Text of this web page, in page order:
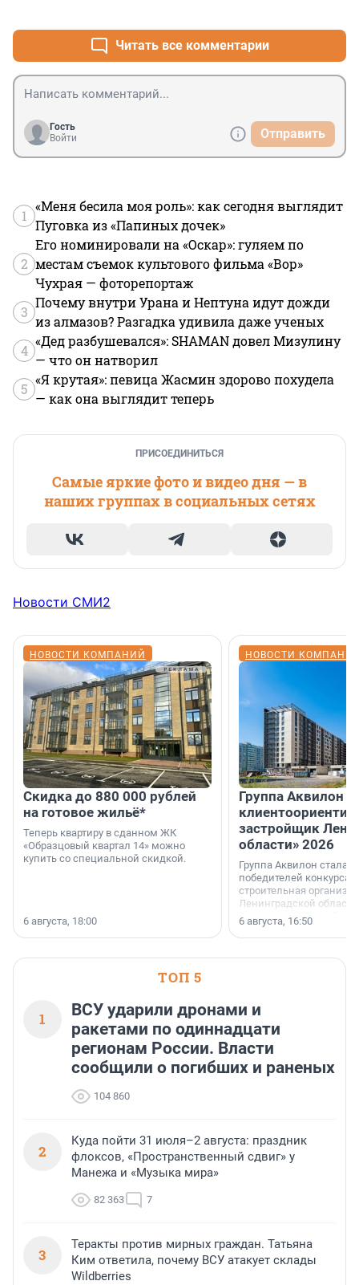
прописано в правилах благоустройства, на которое
они ссылались, закрывая парк на просушку на целый
месяц.
Читать все комментарии
Гость
Войти
Отправить
1
«Меня бесила моя роль»: как сегодня выглядит
Пуговка из «Папиных дочек»
2
Его номинировали на «Оскар»: гуляем по
местам съемок культового фильма «Вор»
Чухрая — фоторепортаж
3
Почему внутри Урана и Нептуна идут дожди
из алмазов? Разгадка удивила даже ученых
4
«Дед разбушевался»: SHAMAN довел Мизулину
— что он натворил
5
«Я крутая»: певица Жасмин здорово похудела
— как она выглядит теперь
ПРИСОЕДИНИТЬСЯ
Самые яркие фото и видео дня — в
наших группах в социальных сетях
Новости СМИ2
НОВОСТИ КОМПАНИЙ
Скидка до 880 000 рублей
на готовое жильё*
Теперь квартиру в сданном ЖК
«Образцовый квартал 14» можно
купить со специальной скидкой.
6 августа, 18:00
НОВОСТИ
Группа Аквилон
застройщик
области» 2026
Группа Аквилон стала
победителей конкурса
строительная
Ленинградской области
номинации «Самый
застройщик
области».
6 августа, 16:50
ТОП 5
1
ВСУ ударили дронами и
ракетами по одиннадцати
регионам России. Власти
сообщили о погибших и раненых
104 860
2
Куда пойти 31 июля–2 августа: праздник
флоксов, «Пространственный сдвиг» у
Манежа и «Музыка мира»
82 363 7
3
Теракты против мирных граждан. Татьяна
Ким ответила, почему ВСУ атакует склады
Wildberries